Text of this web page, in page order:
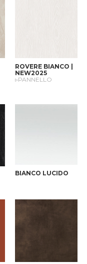
ROVERE BIANCO |
NEW2025
▹PANNELLO
BIANCO LUCIDO